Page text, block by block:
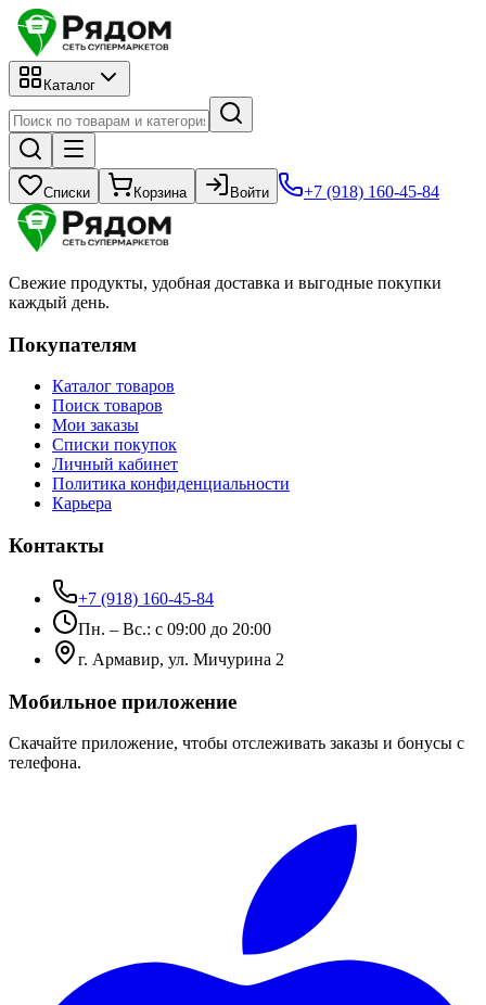
Каталог
Списки Корзина Войти +7 (918) 160-45-84
Свежие продукты, удобная доставка и выгодные покупки
каждый день.
Покупателям
Каталог товаров
Поиск товаров
Мои заказы
Списки покупок
Личный кабинет
Политика конфиденциальности
Карьера
Контакты
+7 (918) 160-45-84
Пн. – Вс.: с 09:00 до 20:00
г. Армавир, ул. Мичурина 2
Мобильное приложение
Скачайте приложение, чтобы отслеживать заказы и бонусы с
телефона.